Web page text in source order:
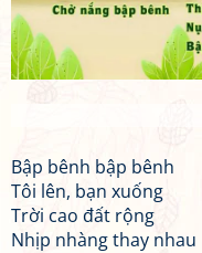
Bập bênh bập bênh
Tôi lên, bạn xuống
Trời cao đất rộng
Nhịp nhàng thay nhau